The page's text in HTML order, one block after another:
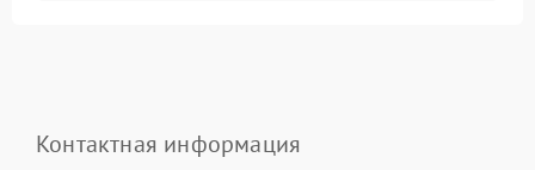
Контактная информация